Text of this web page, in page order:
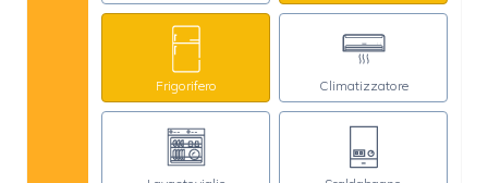
Frigorifero Climatizzatore